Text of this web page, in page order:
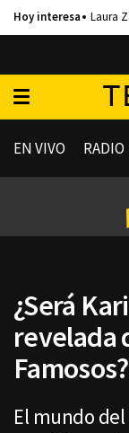
Laura
EN VIVO RADIO
¿Será
revelada
Famosos?
El mundo